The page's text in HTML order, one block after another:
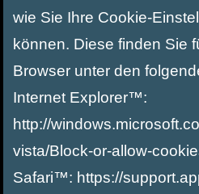
wie Sie Ihre Cookie-
können. Diese finden Sie
Browser unter den
Internet Explorer™:
http://
vista/Block-or-allow-
Safari™: https://